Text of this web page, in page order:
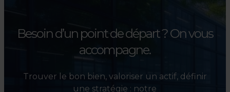
Besoin d’un point de départ ?On vous
accompagne.
Trouver le bon bien, valoriser un actif, définir
une stratégie : notre